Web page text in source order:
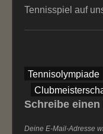
Tennisspiel auf
Tennisolympiade
Schreibe
Deine E-Mail-Adresse